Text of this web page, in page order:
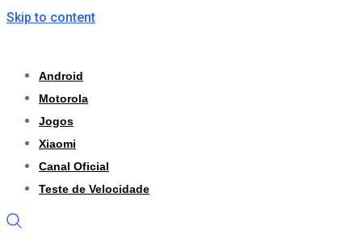
Skip to content
Android
Motorola
Jogos
Xiaomi
Canal Oficial
Teste de Velocidade